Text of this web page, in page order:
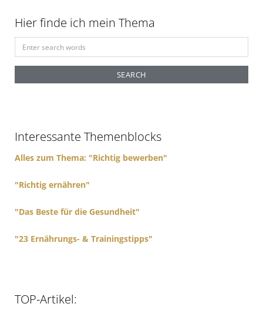
Hier finde ich mein Thema
e
r
o
Interessante Themenblocks
Alles zum Thema: "Richtig bewerben"
"Richtig ernähren"
"Das Beste für die Gesundheit"
"23 Ernährungs- & Trainingstipps"
TOP-Artikel: